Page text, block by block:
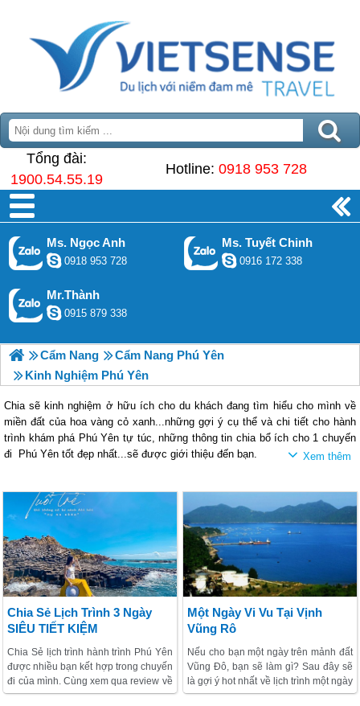
Tổng đài:
1900.54.55.19
Hotline: 0918 953 728
Ms. Ngọc Anh
0918 953 728
Ms. Tuyết Chinh
0916 172 338
Mr.Thành
0915 879 338
Cẩm Nang
Cẩm Nang Phú Yên
Kinh Nghiệm Phú Yên
Chia sẽ kinh nghiệm ở hữu ích cho du khách đang tìm hiểu cho mình về
miền đất của hoa vàng cỏ xanh...những gợi ý cụ thể và chi tiết cho hành
trình khám phá Phú Yên tự túc, những thông tin chia bổ ích cho 1 chuyến
đi Phú Yên tốt đẹp nhất...sẽ được giới thiệu đến bạn.
Chia Sẻ Lịch Trình 3 Ngày
SIÊU TIẾT KIỆM
Chia Sẻ lịch trình hành trình Phú Yên
được nhiều bạn kết hợp trong chuyến
đi của mình. Cùng xem qua review về
chuyến khám phá tự túc 3 ngày 2
Một Ngày Vi Vu Tại Vịnh
Vũng Rô
Nếu cho bạn một ngày trên mảnh đất
Vũng Đô, bạn sẽ làm gì? Sau đây sẽ
là gợi ý hot nhất về lịch trình một ngày
trải nghiệm trên Vịnh Vũng Đô, thỏa